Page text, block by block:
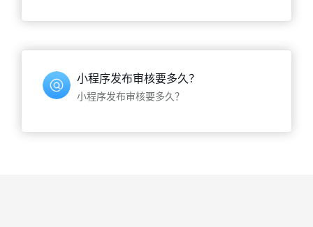
小程序发布审核要多久？
小程序发布审核要多久？